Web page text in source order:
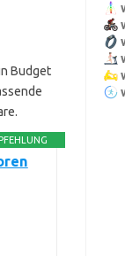
Budget